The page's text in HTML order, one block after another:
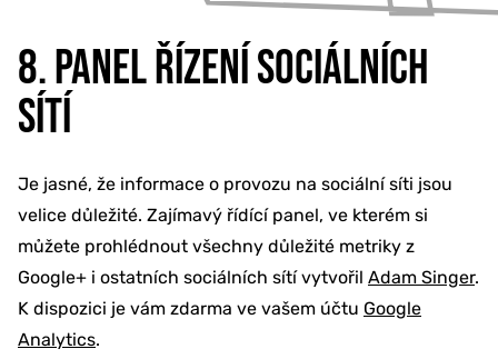
8. PANEL ŘÍZENÍ SOCIÁLNÍCH
SÍTÍ
Je jasné, že informace o provozu na sociální síti jsou
velice důležité. Zajímavý řídící panel, ve kterém si
můžete prohlédnout všechny důležité metriky z
Google+ i ostatních sociálních sítí vytvořil Adam Singer.
K dispozici je vám zdarma ve vašem účtu Google
Analytics.